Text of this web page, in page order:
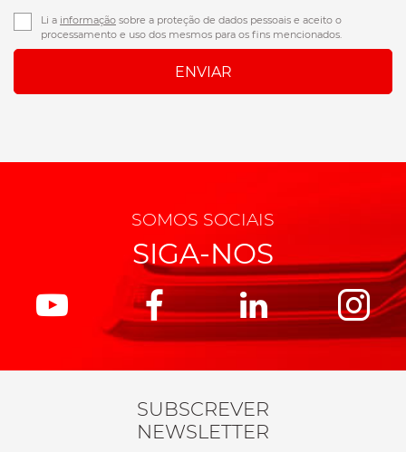
Li a informação sobre a proteção de dados pessoais e aceito o
processamento e uso dos mesmos para os fins mencionados.
SOMOS SOCIAIS
SIGA-NOS
SUBSCREVER
NEWSLETTER